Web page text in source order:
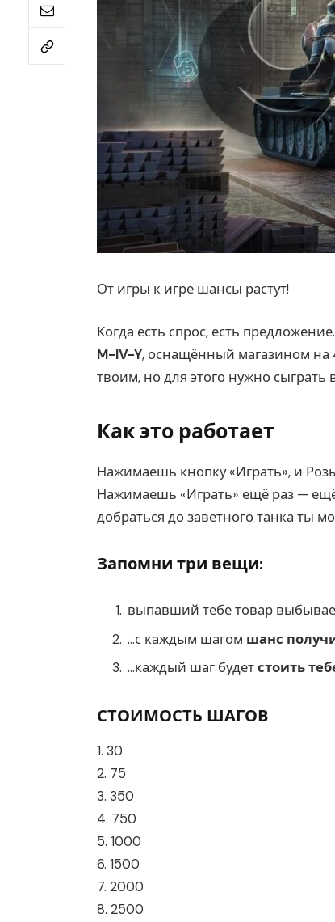
От игры к игре шансы растут!
Когда есть спрос, есть
M-IV-Y, оснащённый магазином на
твоим, но для этого нужно сыграть
Как это работает
Нажимаешь кнопку «Играть», и
Нажимаешь «Играть» ещё раз —
добраться до заветного танка ты
Запомни три вещи:
выпавший тебе товар
…с каждым шагом шанс
…каждый шаг будетстоить
СТОИМОСТЬ ШАГОВ
1. 30
2. 75
3. 350
4. 750
5. 1000
6. 1500
7. 2000
8. 2500